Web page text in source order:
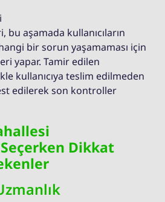
aşamada kullanıcıların
bir sorun yaşamaması için
yapar. Tamir edilen
kullanıcıya teslim edilmeden
edilerek son kontroller
Dikkat